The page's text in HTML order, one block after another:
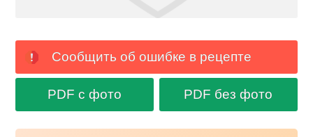
Сообщить об ошибке в рецепте
PDF с фото PDF без фото